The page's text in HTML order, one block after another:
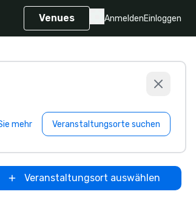
Venues AnmeldenEinloggen
mehr Veranstaltungsorte suchen
Veranstaltungsort auswählen